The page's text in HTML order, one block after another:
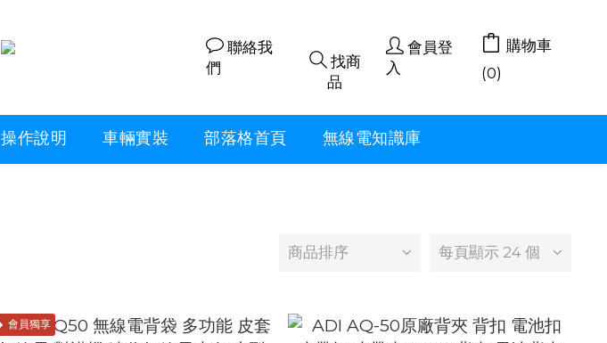
聯絡我
們
找商
品
會員登
入
購物車
(0)
操作說明 車輛實裝 部落格首頁 無線電知識庫
商品排序 每頁顯示 24 個
會員獨享